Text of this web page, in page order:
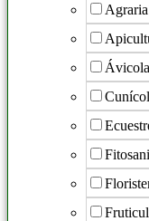
Agraria
Ávicola